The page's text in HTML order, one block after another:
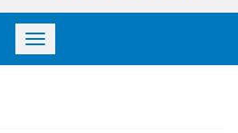
Toggle
navigation